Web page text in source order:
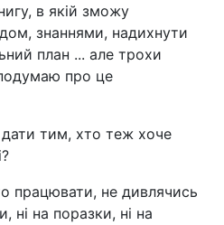
в якій зможу
знаннями, надихнути
план ... але трохи
про це
тим, хто теж хоче
працювати, не дивлячись
ні на поразки, ні на